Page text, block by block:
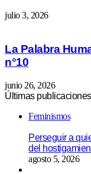
julio 3, 2026
La Palabra
n°10
junio 26, 2026
Últimas publicaciones
Feminismos
Perseguir a
del
agosto 5, 2026